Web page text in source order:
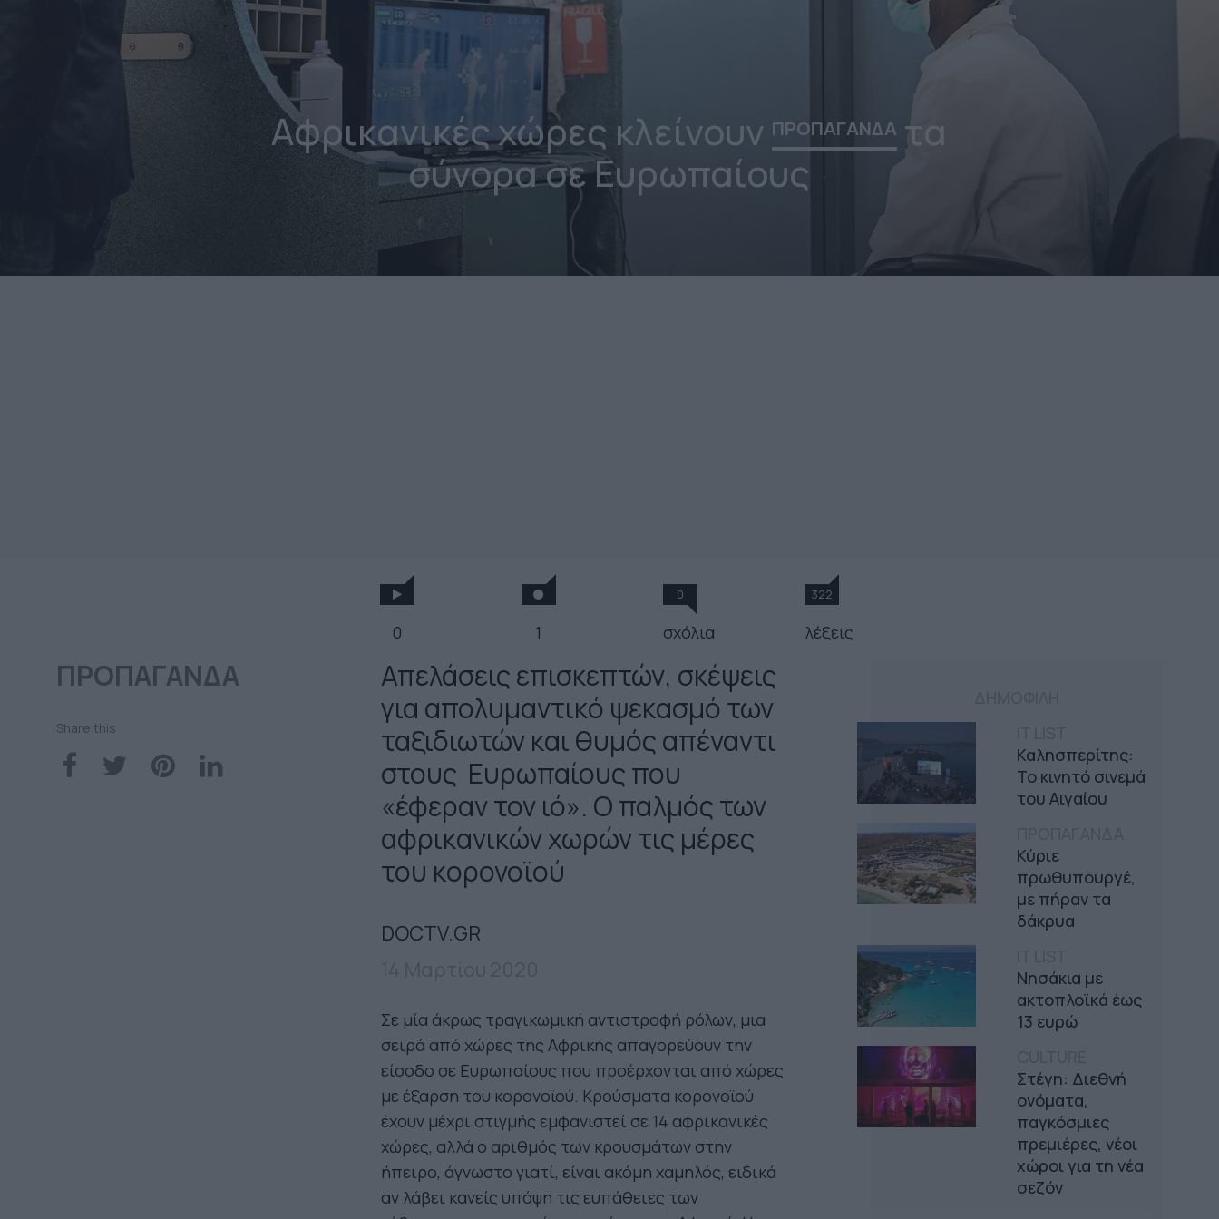
Αφρικανικές χώρες κλείνουν ΠΡΟΠΑΓΑΝΔΑ τα
σύνορα σε Ευρωπαίους
0 1
0
σχόλια
322
λέξεις
ΠΡΟΠΑΓΑΝΔΑ
Share this
Καλησπερίτης:
Το κινητό σινεμά
του Αιγαίου
Κύριε
πρωθυπουργέ,
με πήραν τα
δάκρυα
Νησάκια με
ακτοπλοϊκά έως
13 ευρώ
Στέγη: Διεθνή
ονόματα,
παγκόσμιες
πρεμιέρες, νέοι
χώροι για τη νέα
σεζόν
Απελάσεις επισκεπτών, σκέψεις
για απολυμαντικό ψεκασμό των
ταξιδιωτών και θυμός απέναντι
στους Ευρωπαίους που
«έφεραν τον ιό». Ο παλμός των
αφρικανικών χωρών τις μέρες
του κορονοϊού
DOCTV.GR
Σε μία άκρως τραγικωμική αντιστροφή ρόλων, μια
σειρά από χώρες της Αφρικής απαγορεύουν την
είσοδο σε Ευρωπαίους που προέρχονται από χώρες
με έξαρση του κορονοϊού. Κρούσματα κορονοϊού
έχουν μέχρι στιγμής εμφανιστεί σε 14 αφρικανικές
χώρες, αλλά ο αριθμός των κρουσμάτων στην
ήπειρο, άγνωστο γιατί, είναι ακόμη χαμηλός, ειδικά
αν λάβει κανείς υπόψη τις ευπάθειες των